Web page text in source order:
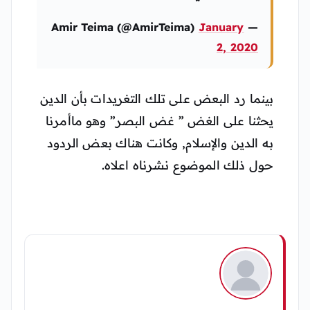
— Amir Teima (@AmirTeima)
January
2, 2020
بينما رد البعض على تلك التغريدات بأن الدين
يحثنا على الغض ” غض البصر” وهو ماأمرنا
به الدين والإسلام, وكانت هناك بعض الردود
حول ذلك الموضوع نشرناه اعلاه.